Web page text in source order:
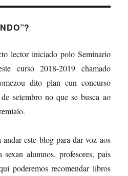
lector iniciado polo Seminario
curso 2018-2019 chamado
dito plan cun concurso
setembro no que se busca ao
este blog para dar voz aos
alumnos, profesores, pais
poderemos recomendar libros